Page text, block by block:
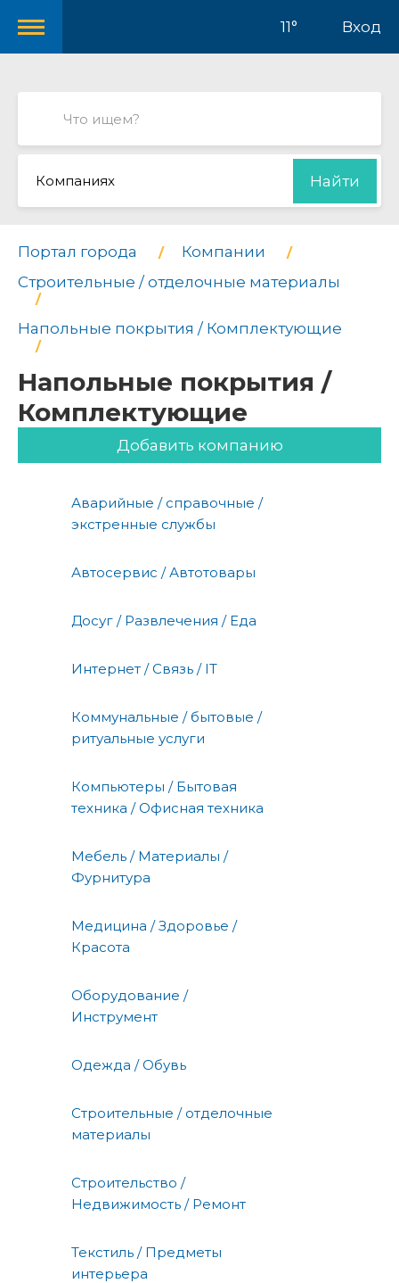
11° Вход
Компаниях Найти
Портал города
Компании
Строительные / отделочные материалы
Напольные покрытия / Комплектующие
Напольные покрытия /
Комплектующие
Добавить компанию
Аварийные / справочные /
экстренные службы
Автосервис / Автотовары
Досуг / Развлечения / Еда
Интернет / Связь / IT
Коммунальные / бытовые /
ритуальные услуги
Компьютеры / Бытовая
техника / Офисная техника
Мебель / Материалы /
Фурнитура
Медицина / Здоровье /
Красота
Оборудование /
Инструмент
Одежда / Обувь
Строительные / отделочные
материалы
Строительство /
Недвижимость / Ремонт
Текстиль / Предметы
интерьера